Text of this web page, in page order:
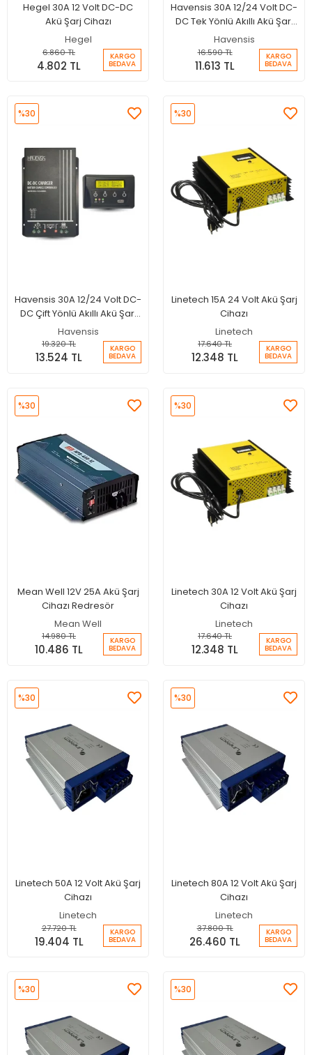
Hegel 30A 12 Volt DC-DC
Akü Şarj Cihazı
Hegel
6.860 TL
4.802 TL
KARGO
BEDAVA
Havensis 30A 12/24 Volt DC-
DC Tek Yönlü Akıllı Akü Şarj
Cihazı
Havensis
16.590 TL
11.613 TL
KARGO
BEDAVA
Havensis 30A 12/24 Volt DC-
DC Çift Yönlü Akıllı Akü Şarj
Cihazı
Havensis
%30
19.320 TL
13.524 TL
KARGO
BEDAVA
Linetech 15A 24 Volt Akü Şarj
Cihazı
Linetech
%30
17.640 TL
12.348 TL
KARGO
BEDAVA
Mean Well 12V 25A Akü Şarj
Cihazı Redresör
Mean Well
%30
14.980 TL
10.486 TL
KARGO
BEDAVA
Linetech 30A 12 Volt Akü Şarj
Cihazı
Linetech
%30
17.640 TL
12.348 TL
KARGO
BEDAVA
Linetech 50A 12 Volt Akü Şarj
Cihazı
Linetech
%30
27.720 TL
19.404 TL
KARGO
BEDAVA
Linetech 80A 12 Volt Akü Şarj
Cihazı
Linetech
%30
37.800 TL
26.460 TL
KARGO
BEDAVA
%30 %30